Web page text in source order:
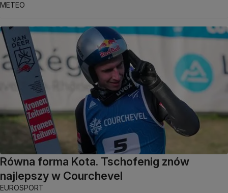
METEO
Równa forma Kota. Tschofenig znów
najlepszy w Courchevel
EUROSPORT